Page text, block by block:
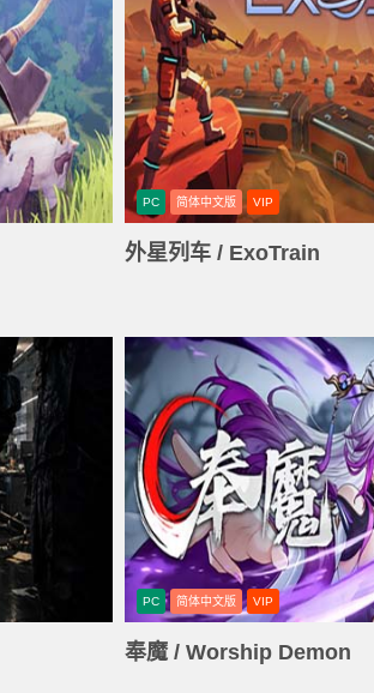
PC 简体中文版 VIP
外星列车 / ExoTrain
PC 简体中文版 VIP
奉魔 / Worship Demon